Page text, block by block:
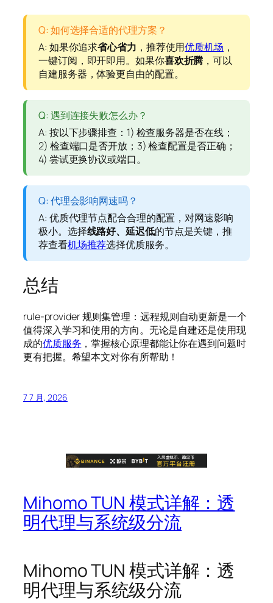
Q: 如何选择合适的代理方案？
A: 如果你追求省心省力 ，推荐使用优质机场 ，
一键订阅，即开即用。如果你喜欢折腾 ，可以
自建服务器，体验更自由的配置。
Q: 遇到连接失败怎么办？
A: 按以下步骤排查：1) 检查服务器是否在线；
2) 检查端口是否开放；3) 检查配置是否正确；
4) 尝试更换协议或端口。
Q: 代理会影响网速吗？
A: 优质代理节点配合合理的配置，对网速影响
极小。选择线路好、延迟低的节点是关键，推
荐查看机场推荐选择优质服务。
总结
rule-provider 规则集管理：远程规则自动更新是一个
值得深入学习和使用的方向。无论是自建还是使用现
成的优质服务 ，掌握核心原理都能让你在遇到问题时
更有把握。希望本文对你有所帮助！
7 7 月, 2026
Mihomo TUN 模式详解：透
明代理与系统级分流
Mihomo TUN 模式详解：透
明代理与系统级分流